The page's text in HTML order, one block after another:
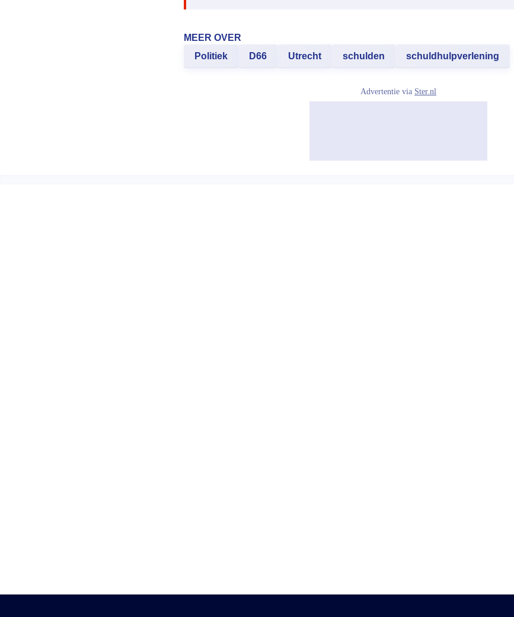
MEER OVER
Politiek
D66 Utrecht schulden schuldhulpverlening
Advertentie via Ster.nl